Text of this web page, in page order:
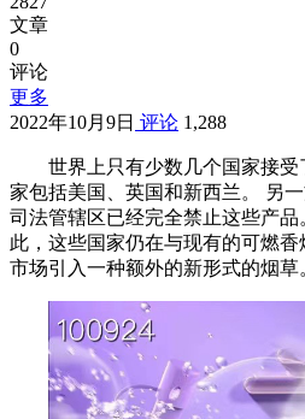
文章
0
评论
更多
2022年10月9日 评论 1,288
世界上只有少数几个国家接
家包括美国、英国和新西兰。 另
司法管辖区已经完全禁止这些产
此，这些国家仍在与现有的可燃
市场引入一种额外的新形式的烟草